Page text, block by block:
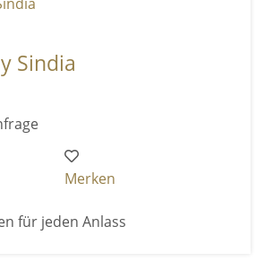
Sindia
Merken
für jeden Anlass